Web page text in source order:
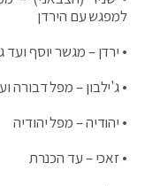
למפגש עם הירדן
• ירדן – מגשר יוסף
• ג'ילבון – מפל דבורה
• יהודיה – מפל יהודיה
• זאכי – עד הכנרת